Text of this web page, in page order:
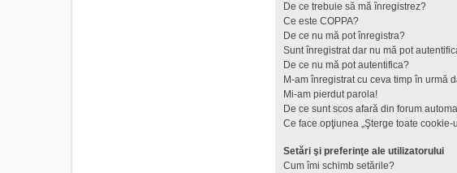
De ce trebuie să mă înregistrez?
Ce este COPPA?
De ce nu mă pot înregistra?
Sunt înregistrat dar nu mă pot
De ce nu mă pot autentifica?
M-am înregistrat cu ceva timp în urmă
Mi-am pierdut parola!
De ce sunt scos afară din forum
Ce face opţiunea „Şterge toate cookie-
Setări şi preferinţe ale utilizatorului
Cum îmi schimb setările?